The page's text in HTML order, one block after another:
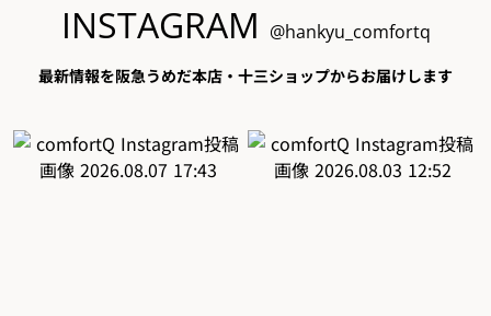
INSTAGRAM @hankyu_comfortq
最新情報を阪急うめだ本店・十三ショップからお届けします